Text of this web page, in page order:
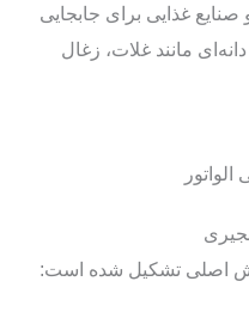
غذایی برای جابجایی
مانند غلات، زغال
اصلی تشکیل شده است: